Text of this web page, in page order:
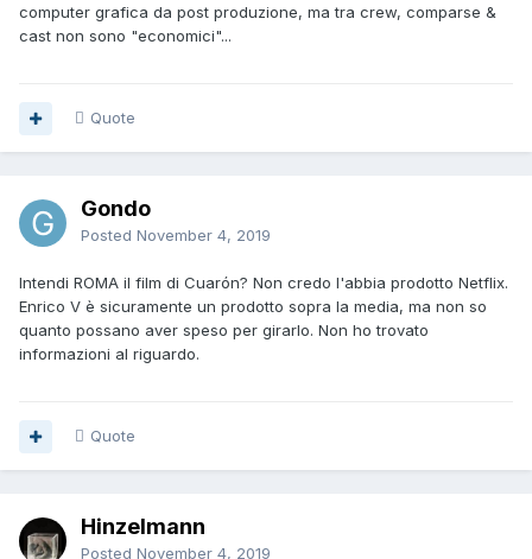
computer grafica da post produzione, ma tra crew, comparse &
cast non sono "economici"...
Quote
Gondo
Posted November 4, 2019
Intendi ROMA il film di Cuarón? Non credo l'abbia prodotto Netflix.
Enrico V è sicuramente un prodotto sopra la media, ma non so
quanto possano aver speso per girarlo. Non ho trovato
informazioni al riguardo.
Quote
Hinzelmann
Posted November 4, 2019